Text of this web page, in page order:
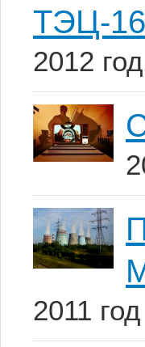
ТЭЦ-16
2012 год
2011 год